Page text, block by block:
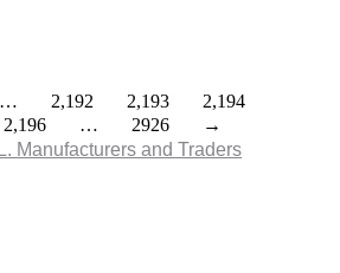
… 2,192 2,193
2,194
2,196 … 2926
→
Manufacturers and Traders